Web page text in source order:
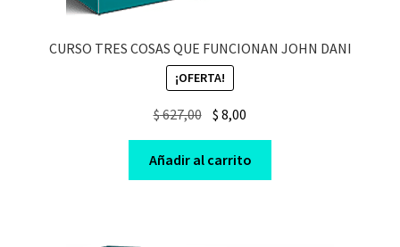
CURSO TRES COSAS QUE FUNCIONAN JOHN DANI
¡OFERTA!
$627,00 Original
price
was:
$ 627,00.
$ 8,00
price
is:
$ 8,00.
Añadir al carrito